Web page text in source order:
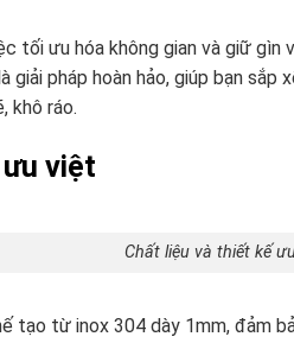
tối ưu hóa không gian và giữ
pháp hoàn hảo, giúp bạn sắp
khô ráo.
việt
Chất liệu và thiết kế
tạo từ inox 304 dày 1mm, đảm